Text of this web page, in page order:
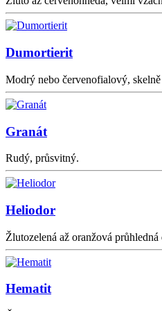
Dumortierit
Modrý nebo červenofialový,
Granát
Rudý, průsvitný.
Heliodor
Žlutozelená až oranžová průhledná
Hematit